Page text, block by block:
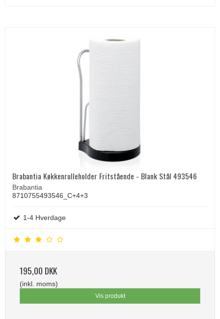
Brabantia Køkkenrulleholder Fritstående - Blank Stål 493546
Brabantia
8710755493546_C+4+3
1-4 Hverdage
195,00 DKK
(inkl. moms)
Vis produkt